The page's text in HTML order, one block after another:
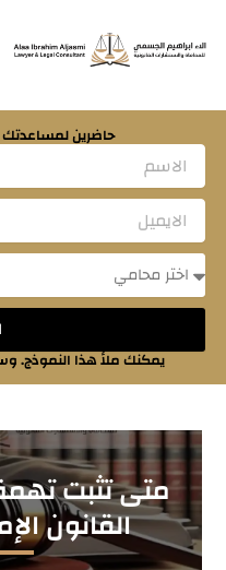
إلى
المحتوى
حاضرين لمساعدتك
يمكنك ملأ هذا
متى تثبت
القانون